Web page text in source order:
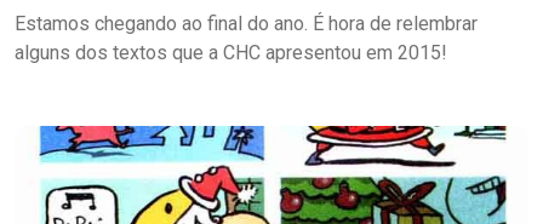
Estamos chegando ao final do ano. É hora de relembrar
alguns dos textos que a CHC apresentou em 2015!